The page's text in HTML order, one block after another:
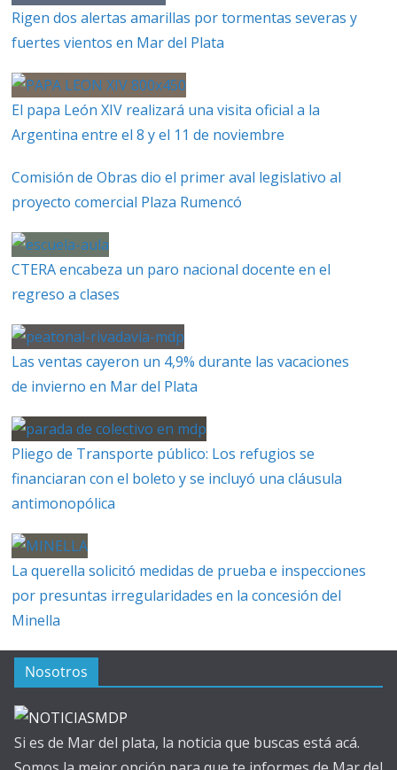
Rigen dos alertas amarillas por tormentas severas y
fuertes vientos en Mar del Plata
El papa León XIV realizará una visita oficial a la
Argentina entre el 8 y el 11 de noviembre
Comisión de Obras dio el primer aval legislativo al
proyecto comercial Plaza Rumencó
CTERA encabeza un paro nacional docente en el
regreso a clases
Las ventas cayeron un 4,9% durante las vacaciones
de invierno en Mar del Plata
Pliego de Transporte público: Los refugios se
financiaran con el boleto y se incluyó una cláusula
antimonopólica
La querella solicitó medidas de prueba e inspecciones
por presuntas irregularidades en la concesión del
Minella
Nosotros
Si es de Mar del plata, la noticia que buscas está acá.